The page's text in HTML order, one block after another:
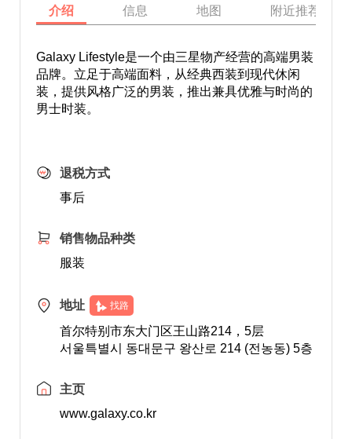
介绍 信息 地图 附近推荐景点
Galaxy Lifestyle是一个由三星物产经营的高端男装
品牌。立足于高端面料，从经典西装到现代休闲
装，提供风格广泛的男装，推出兼具优雅与时尚的
男士时装。
退税方式
事后
销售物品种类
服装
地址 找路
首尔特别市东大门区王山路214，5层
서울특별시 동대문구 왕산로 214 (전농동) 5층
主页
www.galaxy.co.kr